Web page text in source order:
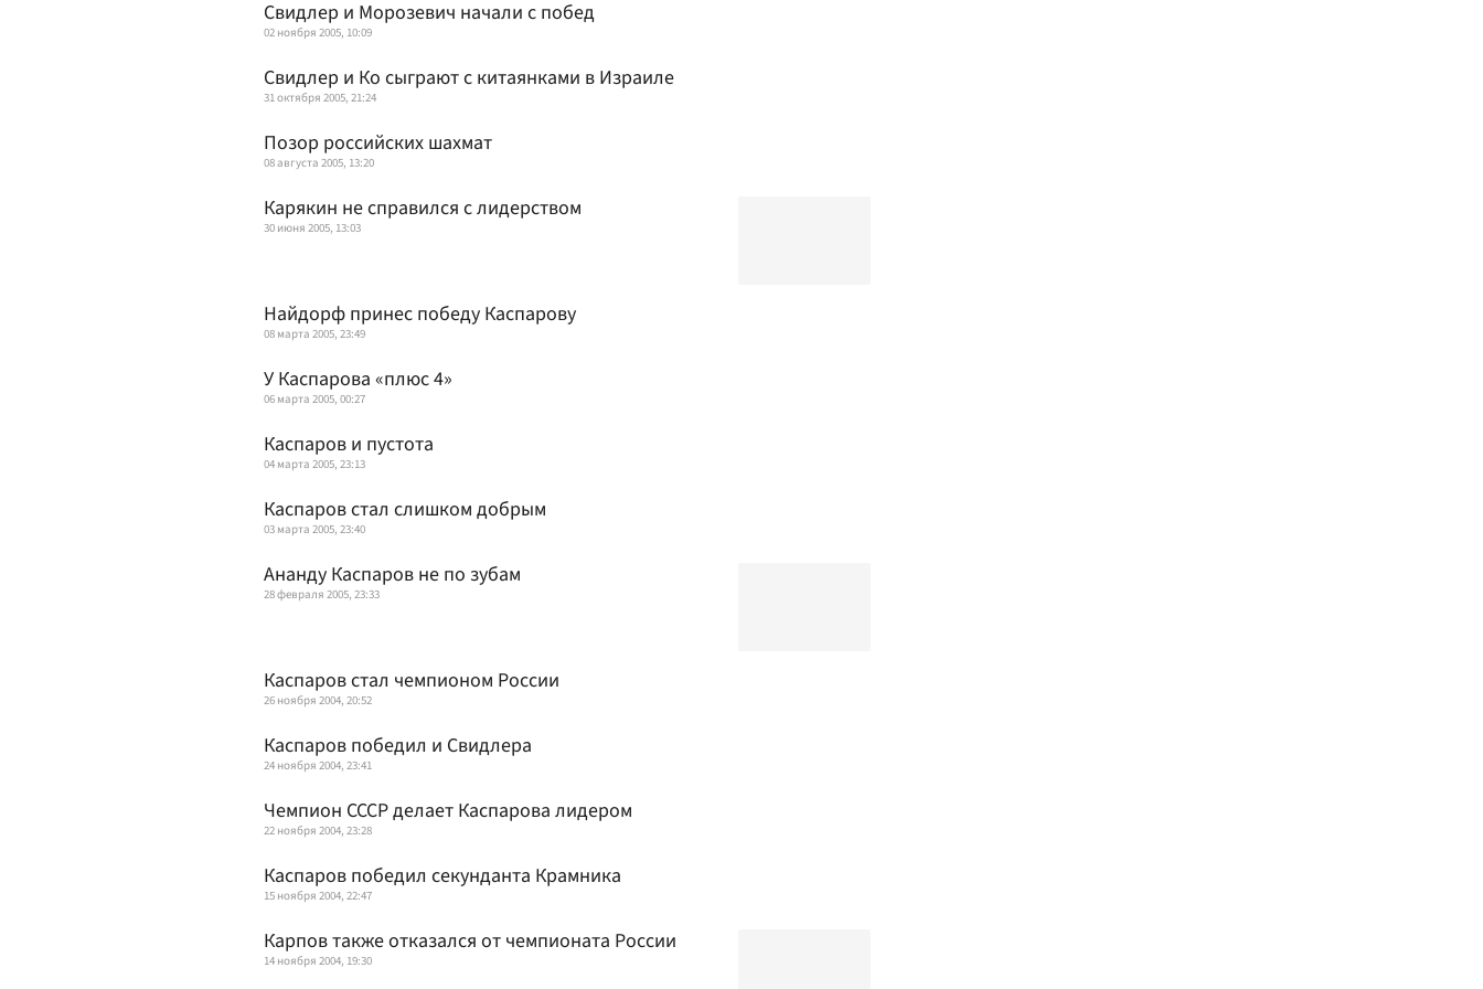
Свидлер и Морозевич начали с побед
02 ноября 2005, 10:09
Свидлер и Ко сыграют с китаянками в Израиле
31 октября 2005, 21:24
Позор российских шахмат
08 августа 2005, 13:20
Карякин не справился с лидерством
30 июня 2005, 13:03
Найдорф принес победу Каспарову
08 марта 2005, 23:49
У Каспарова «плюс 4»
06 марта 2005, 00:27
Каспаров и пустота
04 марта 2005, 23:13
Каспаров стал слишком добрым
03 марта 2005, 23:40
Ананду Каспаров не по зубам
28 февраля 2005, 23:33
Каспаров стал чемпионом России
26 ноября 2004, 20:52
Каспаров победил и Свидлера
24 ноября 2004, 23:41
Чемпион СССР делает Каспарова лидером
22 ноября 2004, 23:28
Каспаров победил секунданта Крамника
15 ноября 2004, 22:47
Карпов также отказался от чемпионата России
14 ноября 2004, 19:30